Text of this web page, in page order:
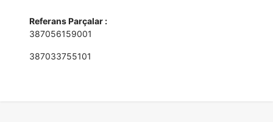
Referans Parçalar :
387056159001
387033755101